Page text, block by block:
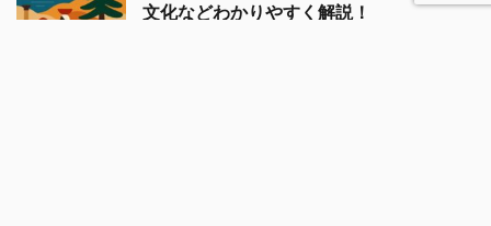
文化などわかりやすく解説！